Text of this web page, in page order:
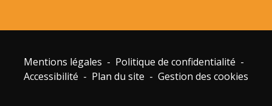
Mentions légales - Politique de confidentialité -
Accessibilité - Plan du site - Gestion des cookies